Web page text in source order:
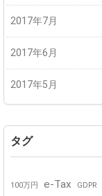
2017年7月
2017年6月
2017年5月
タグ
100万円 e-Tax GDPR